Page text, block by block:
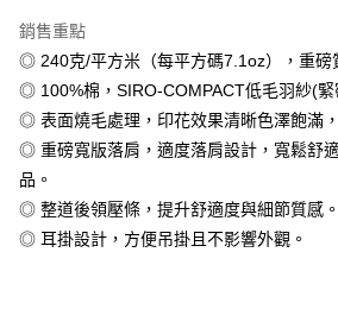
台新國際商業銀行
台灣樂天信用卡公司
元大商業銀行
玉山商業銀行
星展
台灣樂天信用卡公司
聯邦商業銀行
元大商業銀行
永豐商
玉山商業銀行
星展（
台新國際商業銀行
中國信
街口支付
悠遊付
Google Pay
全盈+PAY
大哥付你分期
相關說明
銷售重點
◎ 240克/平方米（每平方碼7.1oz），重磅
◎ 100%棉，SIRO-COMPACT低毛羽紗(緊
◎ 表面燒毛處理，印花效果清晰色澤飽滿
◎ 重磅寬版落肩，適度落肩設計，寬鬆舒
品。
◎ 整道後領壓條，提升舒適度與細節質感。
◎ 耳掛設計，方便吊掛且不影響外觀。